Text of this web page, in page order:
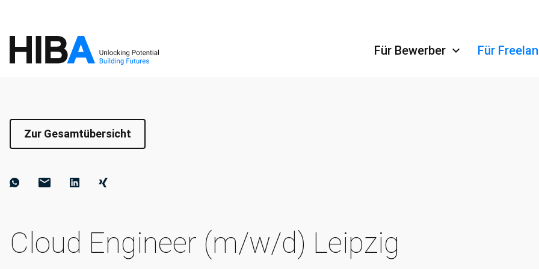
Für Bewerber
Für
Zur Gesamtübersicht
Cloud Engineer (m/w/d) Leipzig